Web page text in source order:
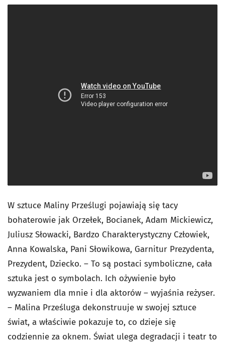
W sztuce Maliny Prześlugi pojawiają się tacy
bohaterowie jak Orzełek, Bocianek, Adam Mickiewicz,
Juliusz Słowacki, Bardzo Charakterystyczny Człowiek,
Anna Kowalska, Pani Słowikowa, Garnitur Prezydenta,
Prezydent, Dziecko. – To są postaci symboliczne, cała
sztuka jest o symbolach. Ich ożywienie było
wyzwaniem dla mnie i dla aktorów – wyjaśnia reżyser.
– Malina Prześluga dekonstruuje w swojej sztuce
świat, a właściwie pokazuje to, co dzieje się
codziennie za oknem. Świat ulega degradacji i teatr to